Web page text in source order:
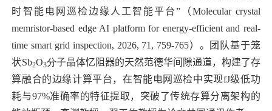
时智能电网巡检边缘人工智能平台”（Molecular crystal
memristor-based edge AI platform for energy-efficient and real-
time smart grid inspection, 2026, 71, 759-765）。团队基于笼
状Sb2O3分子晶体忆阻器的天然范德华间隙通道，构建了存
算融合的边缘计算平台，在智能电网巡检中实现fJ级低功
耗与97%准确率的特征提取，突破了传统存算分离架构的